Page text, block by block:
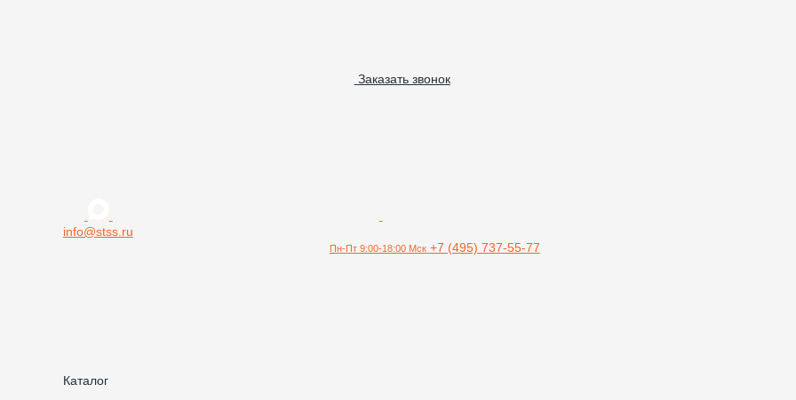
Заказать звонок
info@stss.ru
Пн-Пт 9:00-18:00 Мск +7 (495) 737-55-77
Каталог